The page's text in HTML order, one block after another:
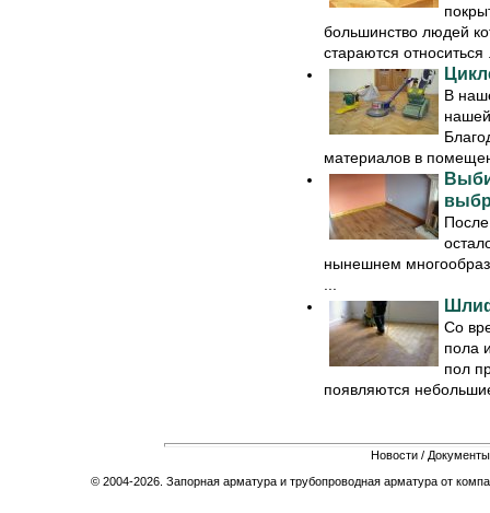
большинство людей
стараются относиться
В
материалов в
нынешнем
Со
пола
пол
появляются
Новости / Документы
© 2004-2026. Запорная арматура и трубопроводная арматура от